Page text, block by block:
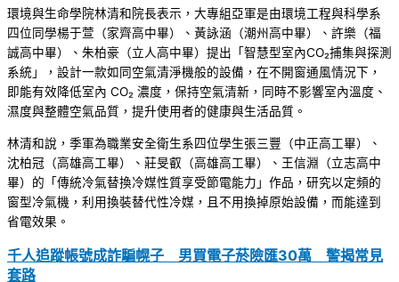
環境與生命學院林清和院長表示，大專組亞軍是由環境工程與科學系
四位同學楊于萱（家齊高中畢）、黃詠涵（潮州高中畢）、許樂（福
誠高中畢）、朱柏豪（立人高中畢）提出「智慧型室內CO₂捕集與探測
系統」，設計一款如同空氣清淨機般的設備，在不開窗通風情況下，
即能有效降低室內 CO₂ 濃度，保持空氣清新，同時不影響室內溫度、
濕度與整體空氣品質，提升使用者的健康與生活品質。
林清和說，季軍為職業安全衛生系四位學生張三豐（中正高工畢）、
沈柏冠（高雄高工畢）、莊旻叡（高雄高工畢）、王信淵（立志高中
畢）的「傳統冷氣替換冷媒性質享受節電能力」作品，研究以定頻的
窗型冷氣機，利用換裝替代性冷媒，且不用換掉原始設備，而能達到
省電效果。
千人追蹤帳號成詐騙幌子 男買電子菸險匯30萬 警揭常見
套路